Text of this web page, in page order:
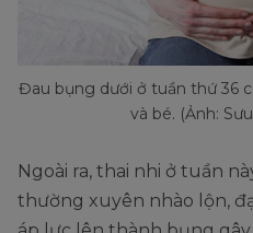
Đau bụng dưới ở tuần thứ 36
và bé. (Ảnh:
Ngoài ra, thai nhi ở tuần
thường xuyên nhào lộn,